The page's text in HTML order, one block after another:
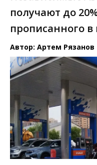
получают до
прописанного в
Автор: Артем Рязанов